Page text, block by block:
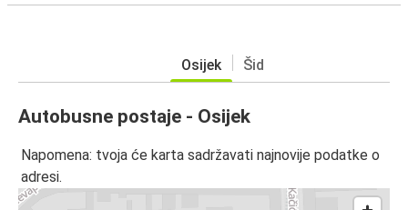
Osijek Šid
Autobusne postaje - Osijek
Napomena: tvoja će karta sadržavati najnovije podatke o
adresi.